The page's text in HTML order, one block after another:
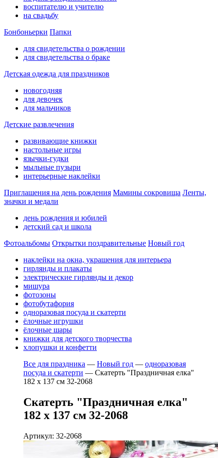
воспитателю и учителю
на свадьбу
Бонбоньерки Папки
для свидетельства о рождении
для свидетельства о браке
Детская одежда для праздников
новогодняя
для девочек
для мальчиков
Детские развлечения
развивающие книжки
настольные игры
язычки-гудки
мыльные пузыри
интерьерные наклейки
Приглашения на день рождения Мамины сокровища Ленты,
значки и медали
день рождения и юбилей
детский сад и школа
Фотоальбомы Открытки поздравительные Новый год
наклейки на окна, украшения для интерьера
гирлянды и плакаты
электрические гирлянды и декор
мишура
фотозоны
фотобутафория
одноразовая посуда и скатерти
ёлочные игрушки
ёлочные шары
книжки для детского творчества
хлопушки и конфетти
Все для праздника — Новый год — одноразовая
посуда и скатерти — Скатерть "Праздничная елка"
182 х 137 см 32-2068
Скатерть "Праздничная елка"
182 х 137 см 32-2068
Артикул: 32-2068